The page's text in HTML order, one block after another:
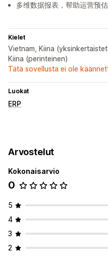
多维数据报表，帮助运营预
Kielet
Vietnam, Kiina
Kiina (perinteinen)
Tätä sovellusta ei ole
Luokat
ERP
Arvostelut
Kokonaisarvio
0
5
4
3
2